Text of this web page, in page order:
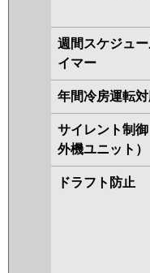
三菱重工
パナソニック
週間スケジュ
イマー
年間冷房運転
サイレント制
外機ユニット）
ドラフト防止